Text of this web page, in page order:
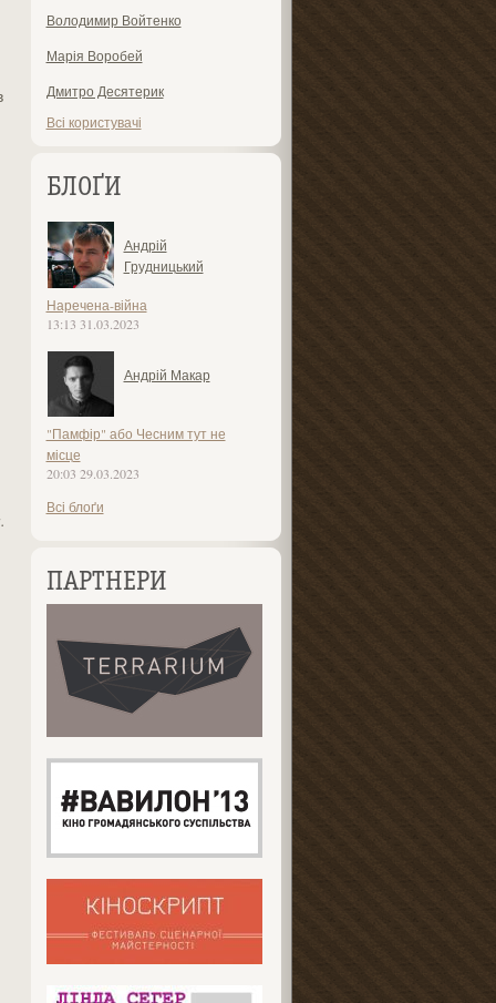
Володимир Войтенко
Марія Воробей
Дмитро Десятерик
Всі користувачі
БЛОҐИ
Андрій
Грудницький
Наречена-війна
13:13 31.03.2023
Андрій Макар
"Памфір" або Чесним тут не
місце
20:03 29.03.2023
Всі блоґи
ПАРТНЕРИ